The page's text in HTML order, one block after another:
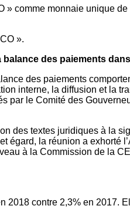
comme monnaie unique
».
des paiements dans
des paiements
interne, la diffusion et la
par le Comité des
des textes juridiques à la
la réunion a exhorté
à la Commission de la
contre 2,3% en 2017.